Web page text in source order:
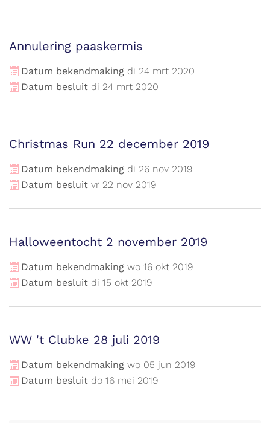
Annulering paaskermis
Datum bekendmaking di 24 mrt 2020
Datum besluit di 24 mrt 2020
Christmas Run 22 december 2019
Datum bekendmaking di 26 nov 2019
Datum besluit vr 22 nov 2019
Halloweentocht 2 november 2019
Datum bekendmaking wo 16 okt 2019
Datum besluit di 15 okt 2019
WW 't Clubke 28 juli 2019
Datum bekendmaking wo 05 jun 2019
Datum besluit do 16 mei 2019